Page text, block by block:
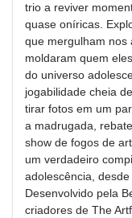
trio a reviver
quase oníricas.
que mergulham nos
moldaram quem
do universo
jogabilidade cheia
tirar fotos em um
a madrugada,
show de fogos de
um verdadeiro
adolescência,
Desenvolvido pela
criadores de The